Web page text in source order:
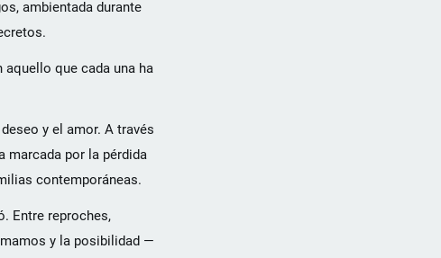
ambientada durante
que cada una ha
y el amor. A través
marcada por la pérdida
contemporáneas.
Entre reproches,
y la posibilidad —